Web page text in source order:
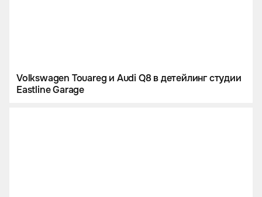
Volkswagen Touareg и Audi Q8 в детейлинг студии
Eastline Garage